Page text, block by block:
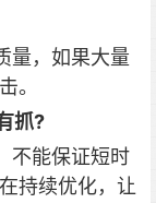
量，如果大量
。
抓?
不能保证短时
持续优化，让